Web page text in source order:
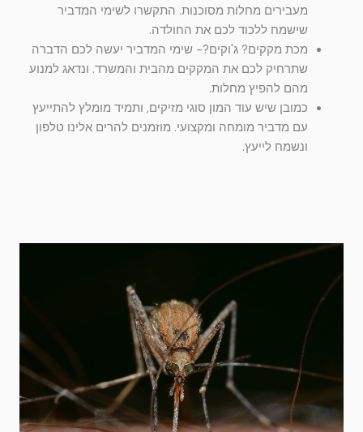
מעבירים מחלות מסוכנות. התקשרו לשימי המדביר
שישמח ללכוד לכם את החולדה.
מכת מקקים? ג'וקים?- שימי המדביר יעשה לכם הדברה
שתרחיק לכם את המקקים מהבית והמשרד. ונדאג למנוע
מהם להפיץ מחלות.
כמובן שיש עוד המון סוגי מזיקים, ותמיד מומלץ להתייעץ
עם מדביר מומחה ומקצועי. מוזמנים להרים אלינו טלפון
ונשמח לייעץ.